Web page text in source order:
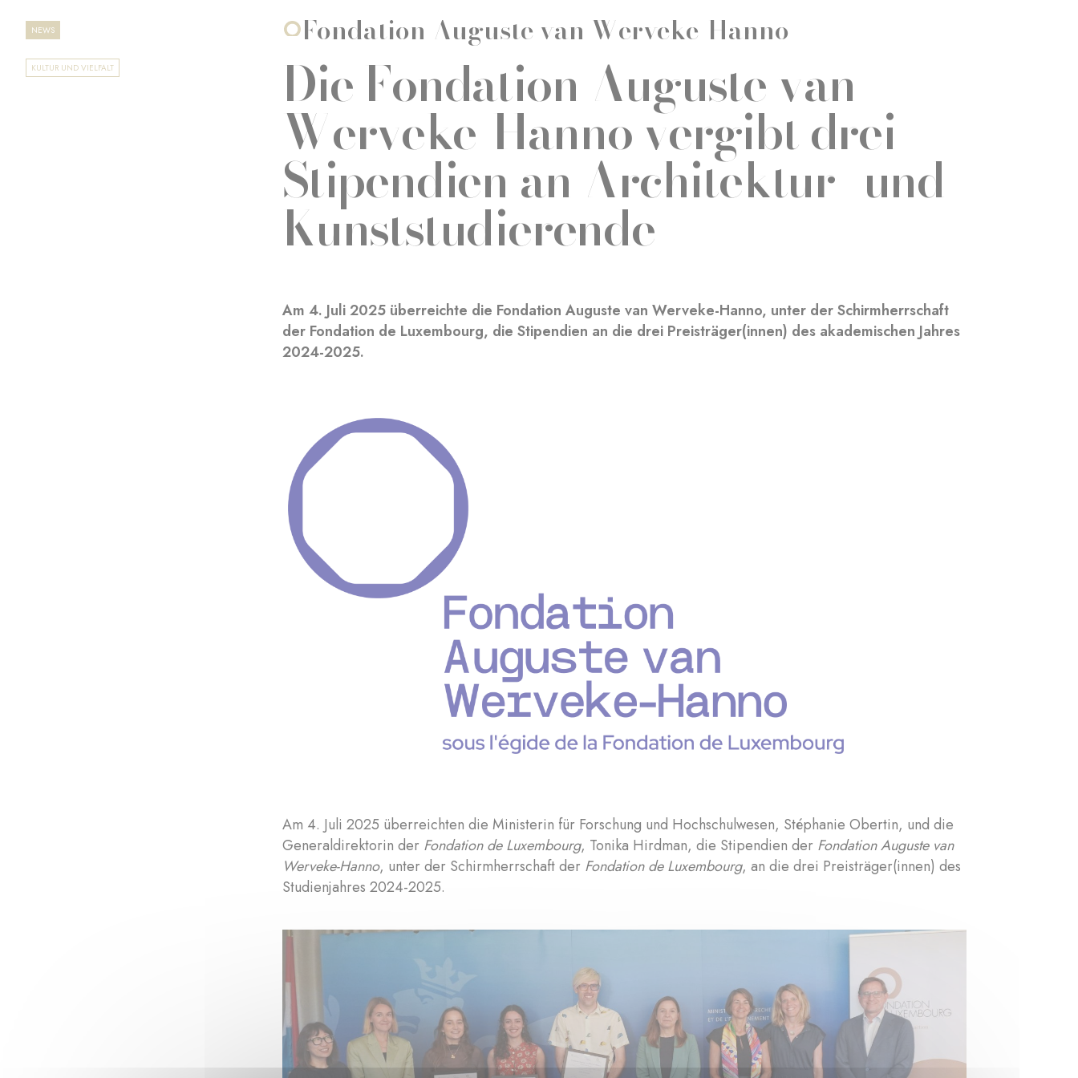
NEWS
KULTUR UND VIELFALT
Fondation Auguste van Werveke-Hanno
Die Fondation Auguste van
Werveke-Hanno vergibt drei
Stipendien an Architektur- und
Kunststudierende
Am 4. Juli 2025 überreichte die Fondation Auguste van Werveke-Hanno, unter der Schirmherrschaft
der Fondation de Luxembourg, die Stipendien an die drei Preisträger(innen) des akademischen Jahres
2024-2025.
Am 4. Juli 2025 überreichten die Ministerin für Forschung und Hochschulwesen, Stéphanie Obertin, und die
Generaldirektorin der Fondation de Luxembourg, Tonika Hirdman, die Stipendien der Fondation Auguste van
Werveke-Hanno, unter der Schirmherrschaft der Fondation de Luxembourg, an die drei Preisträger(innen) des
Studienjahres 2024-2025.